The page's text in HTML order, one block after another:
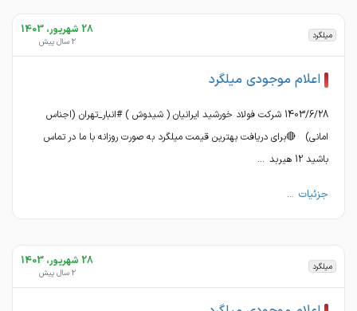
میلگرد 28 شهریور، 1403
2 سال پیش
اعلام موجودی میلگرد
1403/6/28 شرکت فولاد خورشید ایرانیان ( شیدوش ) #انبار_تهران (اجناس
امانی) 🔴برای دریافت بهترین قیمت میلگرد به صورت روزانه با ما در تماس
باشید 12 هیربد ...
جزئیات ...
میلگرد 28 شهریور، 1403
2 سال پیش